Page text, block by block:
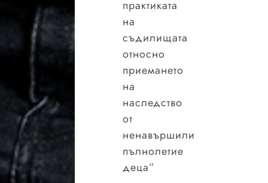
практиката
на
съдилищата
относно
приемането
на
наследство
от
ненавършили
пълнолетие
деца”